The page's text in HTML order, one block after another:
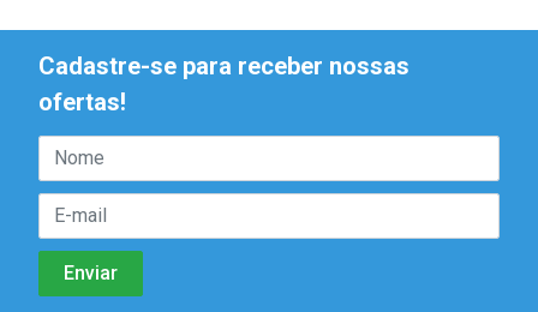
Cadastre-se para receber nossas
ofertas!